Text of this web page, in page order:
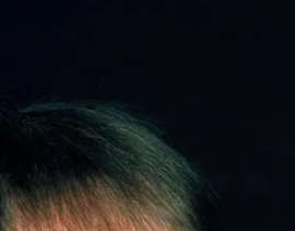
Buscar